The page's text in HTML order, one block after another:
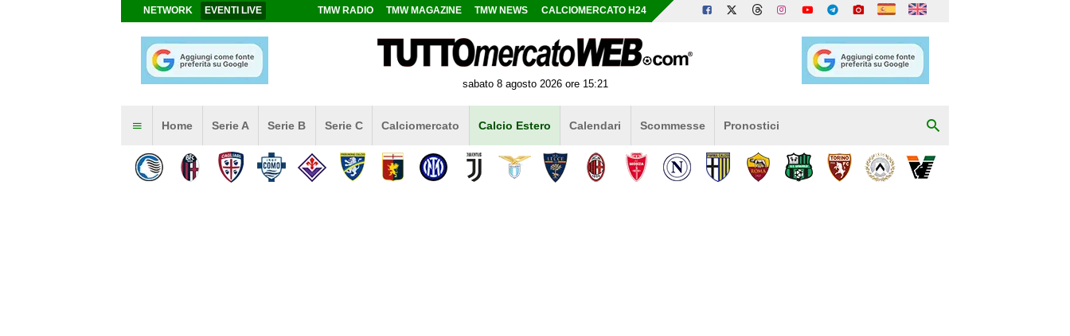
NETWORK EVENTI LIVE TMW RADIO TMW MAGAZINE TMW NEWS CALCIOMERCATO H24
sabato 8 agosto 2026 ore 15:21
Home Serie A Serie B Serie C Calciomercato Calcio Estero Calendari Scommesse Pronostici